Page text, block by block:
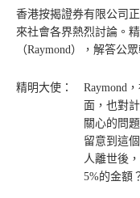
香港按揭證券有限公司
來社會各界熱烈討論。
（Raymond），解答公
精明大使：
Raymond
面，也對
關心的問
留意到這
人離世後
5%的金額